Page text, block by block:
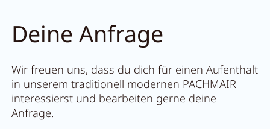
Deine Anfrage
Wir freuen uns, dass du dich für einen Aufenthalt
in unserem traditionell modernen PACHMAIR
interessierst und bearbeiten gerne deine
Anfrage.